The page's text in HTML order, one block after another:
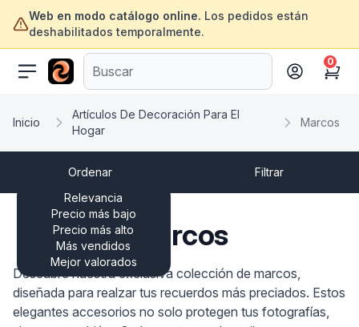
Web en modo catálogo online. Los pedidos están
deshabilitados temporalmente.
ofertasinformatica.com
Cart
0
Inicio
Artículos De Decoración Para El
Hogar
Marcos
Ordenar
Relevancia
Precio más bajo
Precio más alto
Más vendidos
Mejor valorados
Filtrar
Marcos
Descubre nuestra exclusiva colección de marcos,
diseñada para realzar tus recuerdos más preciados. Estos
elegantes accesorios no solo protegen tus fotografías,